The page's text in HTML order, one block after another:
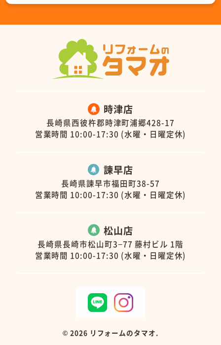
時津店
長崎県西彼杵郡時津町浦郷428-17
営業時間 10:00-17:30 (水曜・日曜定休)
諫早店
長崎県諫早市福田町38-57
営業時間 10:00-17:30 (水曜・日曜定休)
松山店
長崎県長崎市松山町3−77 藤村ビル 1階
営業時間 10:00-17:30 (水曜・日曜定休)
© 2026 リフォームのタマオ.